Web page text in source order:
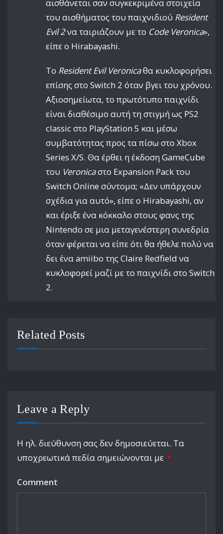
αισθάνεται σαν συγκεκριμένα στοιχεία
του αισθήματος του παιχνιδιού Resident
Evil 2να ταιριάζουν με το Code Veronica»,
είπε ο Hirabayashi.
Το Resident Evil Veronicaθα κυκλοφορήσει
επίσης στο Switch 2 όταν βγει του χρόνου.
Αξιοσημείωτα, το πρωτότυπο παιχνίδι
είναι διαθέσιμο αυτή τη στιγμή ως PS2
classic στο PlayStation 5 και μέσω
συμβατότητας προς τα πίσω στο Xbox
Series X/S. Θα έρθει η έκδοση GameCube
του Veronicaστο Expansion Pack του
Switch Online σύντομα; «Δεν υπάρχουν
σχέδια για αυτό», είπε ο Hirabayashi, αν
και έριξε ένα κόκκαλο στους φανς της
Nintendo σε μια μεταγενέστερη συνεδρία
όταν φέρεται να είπε ότι θα ήθελε πολύ να
δει ένα amiibo της Claire Redfield να
κυκλοφορεί μαζί με το παιχνίδι στο Switch
2.
Related Posts
Leave a Reply
Η ηλ. διεύθυνση σας δεν δημοσιεύεται. Τα
υποχρεωτικά πεδία σημειώνονται με *
Comment